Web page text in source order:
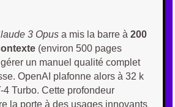
3 Opus a mis la barre à 200
(environ 500 pages
un manuel qualité complet
OpenAI plafonne alors à 32 k
4 Turbo. Cette profondeur
la porte à des usages innovants